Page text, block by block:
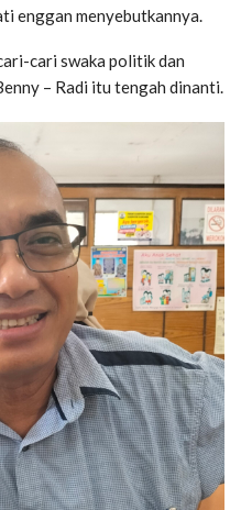
enggan menyebutkannya.
cari swaka politik dan
– Radi itu tengah dinanti.